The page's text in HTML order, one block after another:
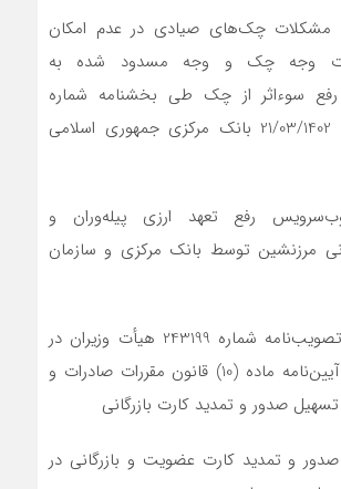
چک‌های صیادی در عدم امکان
وجه چک و وجه مسدود شده به
سوءاثر از چک طی بخشنامه شماره
02/62078 مورخ 21/03/1402 بانک مرکزی جمهوری اسلامی
رفع تعهد ارزی پیله‌وران و
مرزنشین توسط بانک مرکزی و سازمان
– مشارکت در تصویب‌نامه شماره 243199 هیأت وزیران در
خصوص اصلاح آیین‌نامه ماده (10) قانون مقررات صادرات و
تسهیل صدور و تمدید کارت بازرگانی
و تمدید کارت عضویت و بازرگانی در